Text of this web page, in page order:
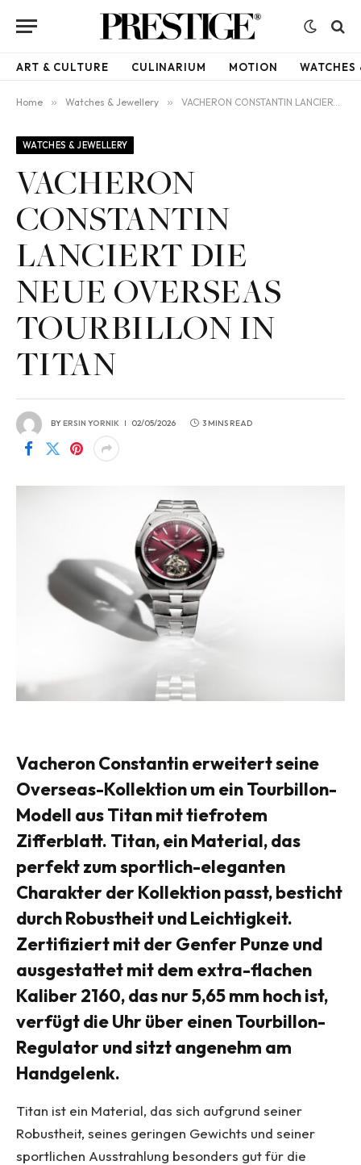
ART & CULTURE CULINARIUM MOTION WATCHES
Home » Watches & Jewellery » VACHERON CONSTANTIN LANCIERT DIE NEUE OVERSEAS TOURBILLON IN TITAN
WATCHES & JEWELLERY
VACHERON
CONSTANTIN
LANCIERT DIE
NEUE OVERSEAS
TOURBILLON IN
TITAN
BYERSIN YORNIK 02/05/2026 3 MINS READ
Vacheron Constantin erweitert seine
Overseas-Kollektion um ein Tourbillon-
Modell aus Titan mit tiefrotem
Zifferblatt. Titan, ein Material, das
perfekt zum sportlich-eleganten
Charakter der Kollektion passt, besticht
durch Robustheit und Leichtigkeit.
Zertifiziert mit der Genfer Punze und
ausgestattet mit dem extra-flachen
Kaliber 2160, das nur 5,65 mm hoch ist,
verfügt die Uhr über einen Tourbillon-
Regulator und sitzt angenehm am
Handgelenk.
Titan ist ein Material, das sich aufgrund seiner
Robustheit, seines geringen Gewichts und seiner
sportlichen Ausstrahlung besonders gut für die